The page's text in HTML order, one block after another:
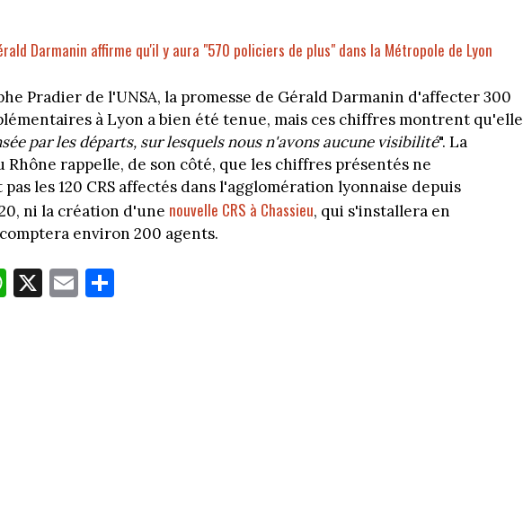
Darmanin affirme qu'il y aura "570 policiers de plus" dans la Métropole de Lyon
Pradier de l'UNSA, la promesse de Gérald Darmanin d'affecter 300
à Lyon a bien été tenue, mais ces chiffres montrent qu'elle
par les départs, sur lesquels nous n'avons aucune visibilité". La
rappelle, de son côté, que les chiffres présentés ne
les 120 CRS affectés dans l'agglomération lyonnaise depuis
ni la création d'une nouvelle CRS à Chassieu, qui s'installera en
environ 200 agents.
W
ha
X E
m